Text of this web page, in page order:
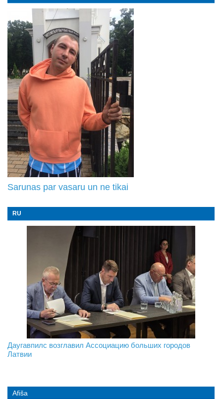
Sarunas par vasaru un ne tikai
RU
На границе с Беларусью ждут усиления
Даугавпилс возглавил Ассоциацию больших городов
Латвии
Инвалидность — не приговор: «Mediastrims» расскажет
реальные истории людей с ограниченными возможностями
Afiša